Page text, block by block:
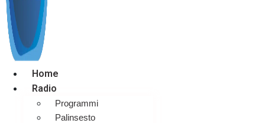
Home
Radio
Programmi
Palinsesto